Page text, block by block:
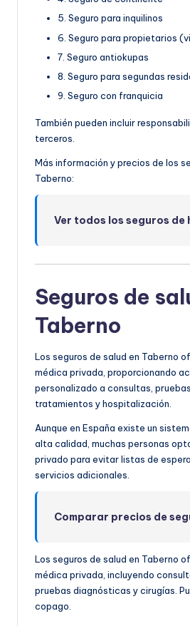
5. Seguro para inquilinos
6. Seguro para propietarios
7. Seguro antiokupas
8. Seguro para segundas
9. Seguro con franquicia
También pueden incluir
terceros.
Más información y precios de los
Taberno:
Ver todos los seguros de
Seguros de
Taberno
Los seguros de salud en Taberno
médica privada, proporcionando
personalizado a consultas,
tratamientos y hospitalización.
Aunque en España existe un
alta calidad, muchas personas
privado para evitar listas de
servicios adicionales.
Comparar precios de
Los seguros de salud en Taberno
médica privada, incluyendo
pruebas diagnósticas y cirugías.
copago.